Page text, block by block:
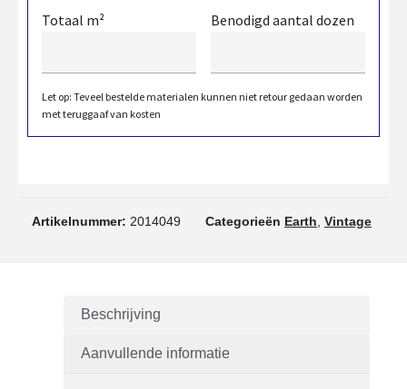
Totaal m² Benodigd aantal dozen
Let op: Teveel bestelde materialen kunnen niet retour gedaan worden
met teruggaaf van kosten
Artikelnummer: 2014049 Categorieën Earth Vintage
Beschrijving
Aanvullende informatie